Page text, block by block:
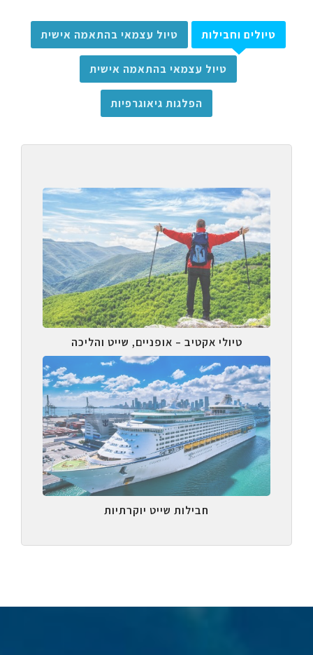
טיולים וחבילות טיול עצמאי בהתאמה אישית
טיול עצמאי בהתאמה אישית
הפלגות גיאוגרפיות
טיולי אקטיב – אופניים, שייט והליכה
חבילות שייט יוקרתיות